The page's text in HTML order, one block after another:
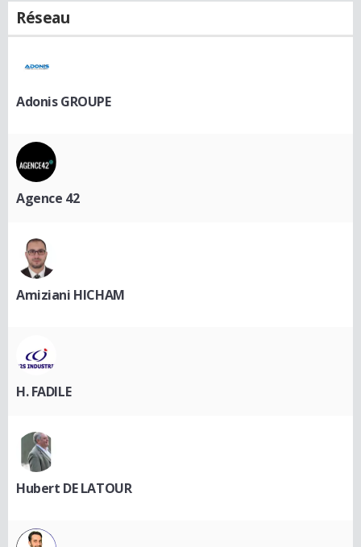
Réseau
Adonis GROUPE
Agence 42
Amiziani HICHAM
H. FADILE
Hubert DE LATOUR